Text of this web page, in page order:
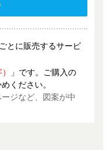
とに販売するサービ
」です。ご購入の
ください。
ジなど、図案が中